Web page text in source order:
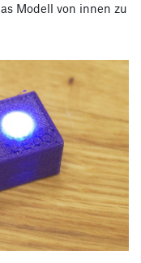
Modell von innen zu